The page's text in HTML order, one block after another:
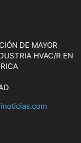
DE MAYOR
HVAC/R EN